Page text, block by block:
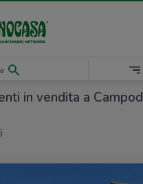
in vendita a